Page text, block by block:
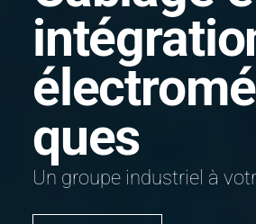
ques
Un groupe industriel à